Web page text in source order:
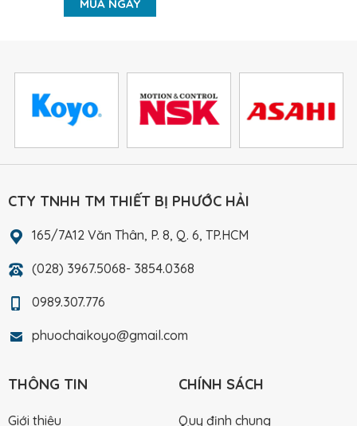
MUA NGAY
CTY TNHH TM THIẾT BỊ PHƯỚC HẢI
165/7A12 Văn Thân, P. 8, Q. 6, TP.HCM
(028) 3967.5068- 3854.0368
0989.307.776
phuochaikoyo@gmail.com
THÔNG TIN
Giới thiệu
CHÍNH SÁCH
Quy định chung